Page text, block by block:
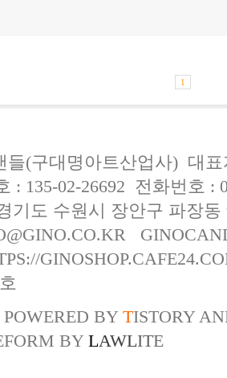
1
들(구대명아트산업사) 대
: 135-02-26692 전화번호 :
기도 수원시 장안구 파장동
BY TISTORY
BY LAWLITE